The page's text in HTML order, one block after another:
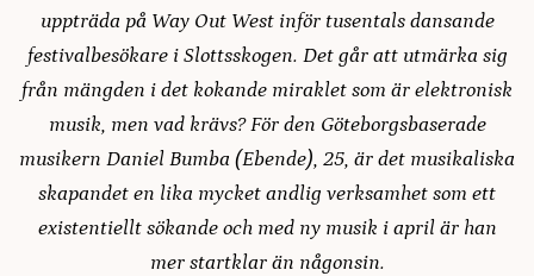
uppträda på Way Out West inför tusentals dansande
festivalbesökare i Slottsskogen. Det går att utmärka sig
från mängden i det kokande miraklet som är elektronisk
musik, men vad krävs? För den Göteborgsbaserade
musikern Daniel Bumba (Ebende), 25, är det musikaliska
skapandet en lika mycket andlig verksamhet som ett
existentiellt sökande och med ny musik i april är han
mer startklar än någonsin.